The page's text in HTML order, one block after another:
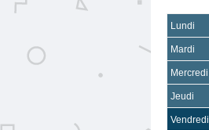
Lundi
Mardi
Mercredi
Jeudi
Vendredi